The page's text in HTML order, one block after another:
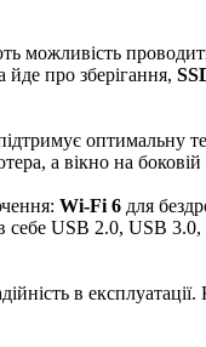
можливість
про зберігання,
оптимальну
а вікно на боковій
Wi-Fi 6 для
себе USB 2.0, USB
в